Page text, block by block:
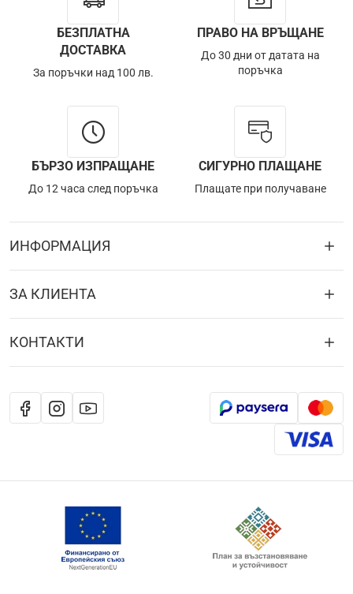
БЕЗПЛАТНА
ДОСТАВКА
За поръчки над 100 лв.
ПРАВО НА ВРЪЩАНЕ
До 30 дни от датата на
поръчка
БЪРЗО ИЗПРАЩАНЕ
До 12 часа след поръчка
СИГУРНО ПЛАЩАНЕ
Плащате при получаване
ИНФОРМАЦИЯ
ЗА КЛИЕНТА
КОНТАКТИ